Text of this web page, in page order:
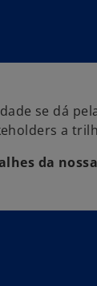
se dá
a
da